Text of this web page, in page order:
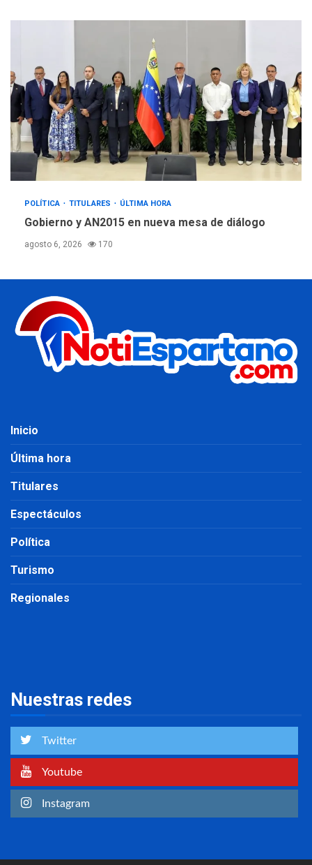
POLÍTICA TITULARES ÚLTIMA HORA
Gobierno y AN2015 en nueva mesa de diálogo
agosto 6, 2026 170
Inicio
Última hora
Titulares
Espectáculos
Política
Turismo
Regionales
Nuestras redes
Twitter
Youtube
Instagram